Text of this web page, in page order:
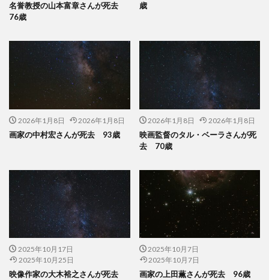
名誉教授の山本富章さんが死去
76歳
歳
2026年1月8日 2026年1月8日
画家の中村宏さんが死去 93歳
2026年1月8日 2026年1月8日
映画監督のタル・ベーラさんが死
去 70歳
2025年10月17日
2025年10月25日
映像作家の大木裕之さんが死去
2025年10月7日
2025年10月7日
画家の上田薫さんが死去 96歳